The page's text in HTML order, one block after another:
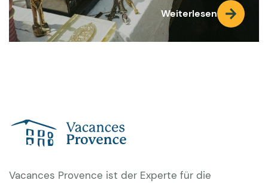
Weiterlesen
Vacances Provence ist der Experte für die